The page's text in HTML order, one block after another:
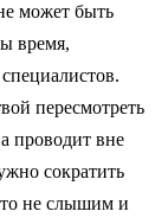
может быть
время,
пересмотреть
проводит вне
сократить
не слышим и